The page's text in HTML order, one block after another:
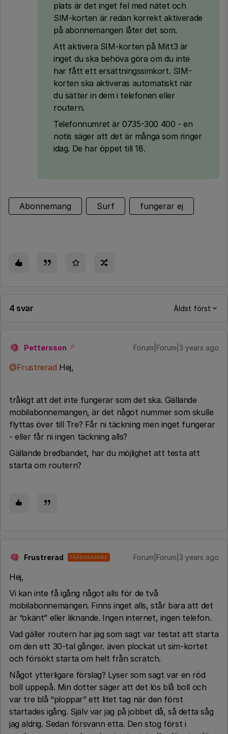
plats är det inget fel med nätet och
SIM-korten är redan korrekt aktiverade
på abonnemangen låter det som.
Att aktivera SIM-korten på Mitt3 är
inget du ska behöva göra om du inte
har fått ett ersättningssimkort. SIM-
korten ska aktiveras automatiskt när
du sätter in dem i telefonen eller
routern.
Telefonnumret är 0735-300 400 - en
notis säger att det är många som ringer
idag. De har öppet till 18.
Abonnemang Surf fungerar ej
4 svar Äldst först
P Pettersson Forum|Forum|3 years ago
@Frustrerad Hej,
tråkigt att det inte fungerar som det ska. Gällande
mobilabonnemangen, är det något nummer som skulle
flyttas över till Tre? Får ni täckning men inget fungerar
- eller får ni ingen täckning alls?
Gällande bredbandet, har du möjlighet att testa att
starta om routern?
F Frustrerad TRÅDSKAPARE Forum|Forum|3 years ago
Hej,
Vi kan inte få igång något alls för de två
mobilabonnemangen. Finns inget alls, står bara att det
är “okänt” eller liknande. Ingen internet, ingen telefon.
Vad gäller routern har jag som sagt var testat att starta
om den ett 30-tal gånger. även plockat ut sim-kortet
och försökt starta om helt från scratch.
Något ytterligare förslag? Lyser som sagt var en röd
boll uppepå. Min dotter säger att det lös blå boll och
var tre blå “ploppar” ett litet tag när den först
startades igång. Själv var jag på jobbet då, så detta såg
jag aldrig. Sedan försvann etta. Den stog först i